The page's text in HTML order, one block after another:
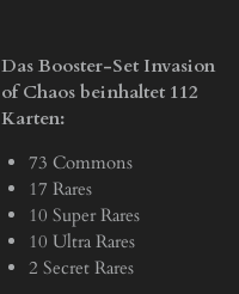
Das Booster-Set Invasion
of Chaos beinhaltet 112
Karten:
73 Commons
17 Rares
10 Super Rares
10 Ultra Rares
2 Secret Rares